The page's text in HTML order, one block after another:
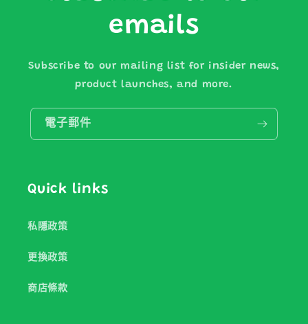
emails
Subscribe to our mailing list for insider news,
product launches, and more.
電子郵件
Quick links
私隱政策
更換政策
商店條款